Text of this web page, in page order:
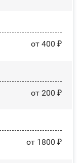
от 400 ₽
от 200 ₽
от 1800 ₽